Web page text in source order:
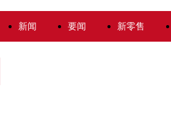
新闻 要闻 新零售